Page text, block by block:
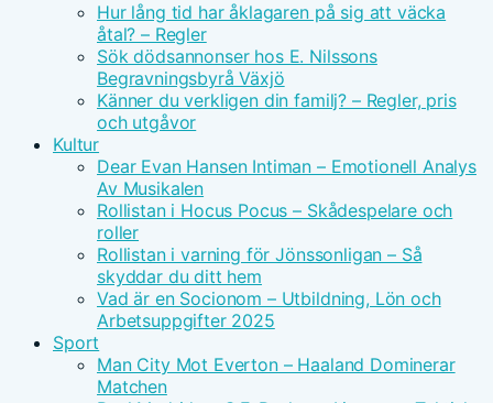
Hur lång tid har åklagaren på sig att väcka
åtal? – Regler
Sök dödsannonser hos E. Nilssons
Begravningsbyrå Växjö
Känner du verkligen din familj? – Regler, pris
och utgåvor
Kultur
Dear Evan Hansen Intiman – Emotionell Analys
Av Musikalen
Rollistan i Hocus Pocus – Skådespelare och
roller
Rollistan i varning för Jönssonligan – Så
skyddar du ditt hem
Vad är en Socionom – Utbildning, Lön och
Arbetsuppgifter 2025
Sport
Man City Mot Everton – Haaland Dominerar
Matchen